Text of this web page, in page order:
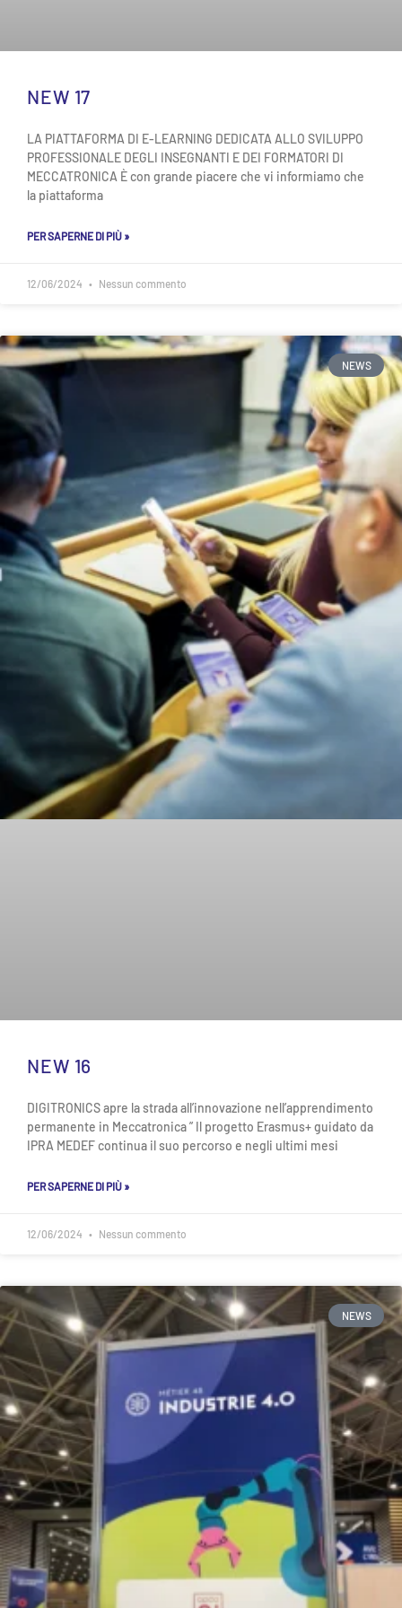
NEW 17
LA PIATTAFORMA DI E-LEARNING DEDICATA ALLO SVILUPPO
PROFESSIONALE DEGLI INSEGNANTI E DEI FORMATORI DI
MECCATRONICA È con grande piacere che vi informiamo che
la piattaforma
PER SAPERNE DI PIÙ »
12/06/2024 Nessun commento
NEWS
NEW 16
DIGITRONICS apre la strada all’innovazione nell’apprendimento
permanente in Meccatronica ” Il progetto Erasmus+ guidato da
IPRA MEDEF continua il suo percorso e negli ultimi mesi
PER SAPERNE DI PIÙ »
12/06/2024 Nessun commento
NEWS